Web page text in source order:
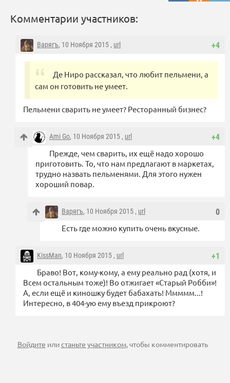
Комментарии участников:
+4
Варягъ, 10 Ноября 2015 , url
Де Ниро рассказал, что любит пельмени, а
сам он готовить не умеет.
Пельмени сварить не умеет? Ресторанный бизнес?
+4
Ami Go, 10 Ноября 2015 , url
Прежде, чем сварить, их ещё надо хорошо
приготовить. То, что нам предлагают в маркетах,
трудно назвать пельменями. Для этого нужен
хороший повар.
0
Варягъ, 10 Ноября 2015 , url
Есть где можно купить очень вкусные.
+1
KissMan, 10 Ноября 2015 , url
Браво! Вот, кому-кому, а ему реально рад (хотя, и
Всем остальным тоже)! Во отжигает «Старый Робби»!
А, если ещё и киношку будет бабахать! Ммммм...!
Интересно, в 404-ую ему въезд прикроют?
Войдите илистаньте участником, чтобы комментировать